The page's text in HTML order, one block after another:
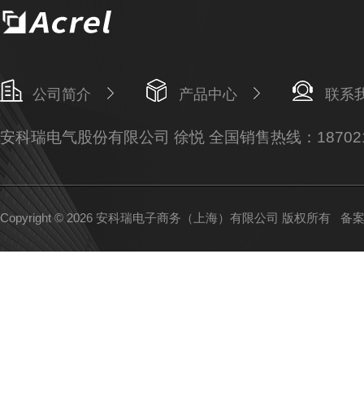
公司简介 产品中心 联系
安科瑞电气股份有限公司 徐悦 全国销售热线：
Copyright © 2026 安科瑞电子商务（上海）有限公司 版权所有 备